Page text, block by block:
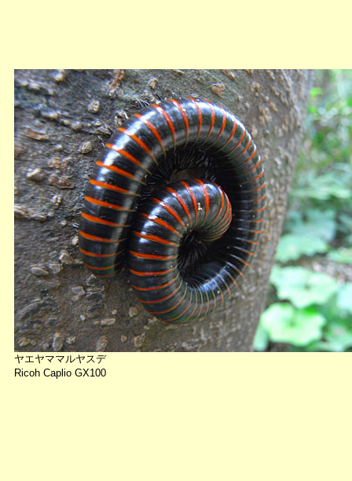
ヤエヤママルヤスデ
Ricoh Caplio GX100